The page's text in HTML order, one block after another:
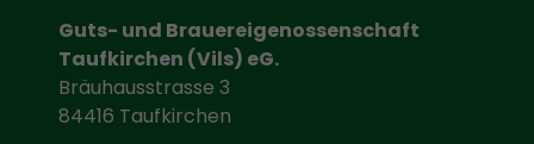
Guts- und Brauereigenossenschaft
Taufkirchen (Vils) eG.
Bräuhausstrasse 3
84416 Taufkirchen